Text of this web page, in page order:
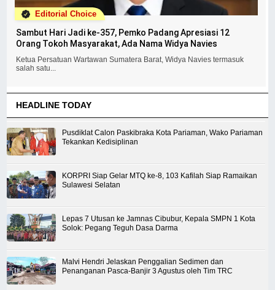
Editorial Choice
Sambut Hari Jadi ke-357, Pemko Padang Apresiasi 12
Orang Tokoh Masyarakat, Ada Nama Widya Navies
Ketua Persatuan Wartawan Sumatera Barat, Widya Navies termasuk
salah satu...
HEADLINE TODAY
Pusdiklat Calon Paskibraka Kota Pariaman, Wako Pariaman
Tekankan Kedisiplinan
KORPRI Siap Gelar MTQ ke-8, 103 Kafilah Siap Ramaikan
Sulawesi Selatan
Lepas 7 Utusan ke Jamnas Cibubur, Kepala SMPN 1 Kota
Solok: Pegang Teguh Dasa Darma
Malvi Hendri Jelaskan Penggalian Sedimen dan
Penanganan Pasca-Banjir 3 Agustus oleh Tim TRC